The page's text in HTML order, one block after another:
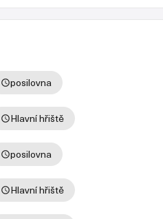
posilovna
Hlavní hřiště
posilovna
Hlavní hřiště